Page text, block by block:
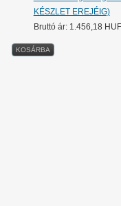
KÉSZLET EREJÉIG)
Bruttó ár: 1.456,18 HUF